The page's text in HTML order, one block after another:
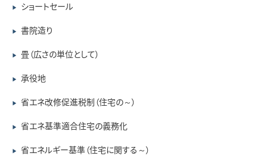
▶ ショートセール
▶ 書院造り
▶ 畳（広さの単位として）
▶ 承役地
▶ 省エネ改修促進税制（住宅の～）
▶ 省エネ基準適合住宅の義務化
▶ 省エネルギー基準（住宅に関する～）